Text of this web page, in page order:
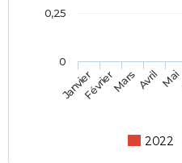
2022
JanvierFévrierMars AvrilMai
0
0,25